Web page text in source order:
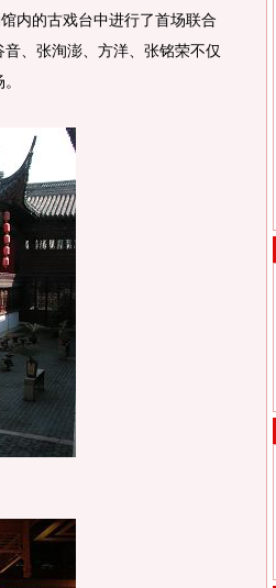
内的古戏台中进行了首场联合
、张洵澎、方洋、张铭荣不仅